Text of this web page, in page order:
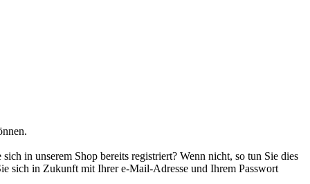
in unserem Shop bereits registriert? Wenn nicht, so tun Sie dies
sich in Zukunft mit Ihrer e-Mail-Adresse und Ihrem Passwort